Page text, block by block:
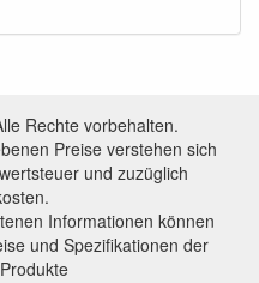
Rechte vorbehalten.
Preise verstehen sich
und zuzüglich
Informationen können
und Spezifikationen der